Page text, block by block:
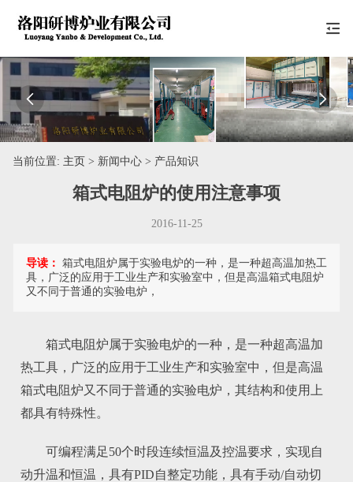
 
当前位置: 主页 > 新闻中心 > 产品知识
箱式电阻炉的使用注意事项
2016-11-25
导读： 箱式电阻炉属于实验电炉的一种，是一种超高温加热工
具，广泛的应用于工业生产和实验室中，但是高温箱式电阻炉
又不同于普通的实验电炉，
箱式电阻炉属于实验电炉的一种，是一种超高温加
热工具，广泛的应用于工业生产和实验室中，但是高温
箱式电阻炉又不同于普通的实验电炉，其结构和使用上
都具有特殊性。
可编程满足50个时段连续恒温及控温要求，实现自
动升温和恒温，具有PID自整定功能，具有手动/自动切